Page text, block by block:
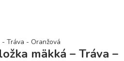
mäkká – Tráva –